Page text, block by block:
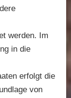
werden. Im
in die
erfolgt die
von